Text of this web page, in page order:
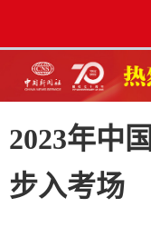
2023年中
步入考场